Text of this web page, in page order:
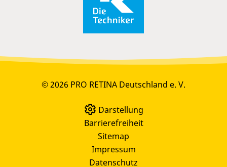
© 2026 PRO RETINA Deutschland e. V.
Darstellung
Barrierefreiheit
Sitemap
Impressum
Datenschutz